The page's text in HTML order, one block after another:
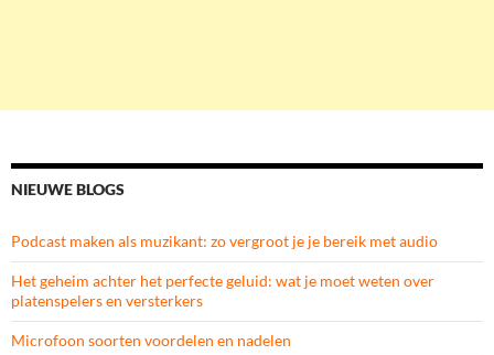
NIEUWE BLOGS
Podcast maken als muzikant: zo vergroot je je bereik met audio
Het geheim achter het perfecte geluid: wat je moet weten over
platenspelers en versterkers
Microfoon soorten voordelen en nadelen